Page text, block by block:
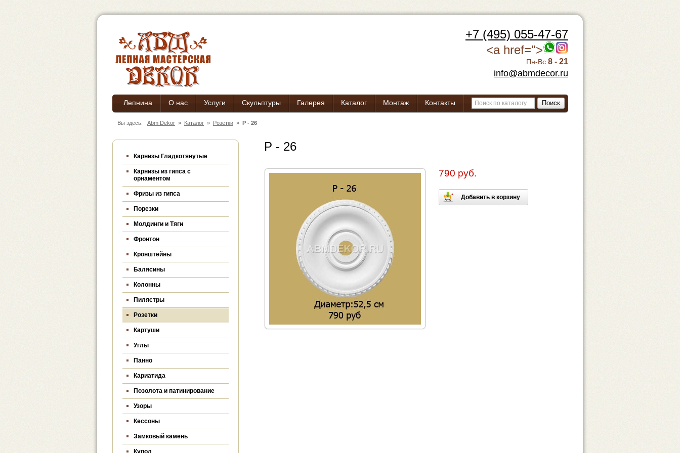
+7 (495) 055-47-67
<a href=">
Пн-Вс 8 - 21
info@abmdecor.ru
Лепнина О нас Услуги Скульптуры Галерея Каталог Монтаж Контакты Поиск
Вы здесь: Abm Dekor » Каталог » Розетки » Р - 26
Карнизы Гладкотянутые
Карнизы из гипса c
орнаментом
Фризы из гипса
Порезки
Молдинги и Тяги
Фронтон
Кронштейны
Балясины
Колонны
Пилястры
Розетки
Картуши
Углы
Панно
Кариатида
Позолота и патинирование
Узоры
Кессоны
Замковый камень
Купол
Р - 26
790 руб.
Добавить в корзину